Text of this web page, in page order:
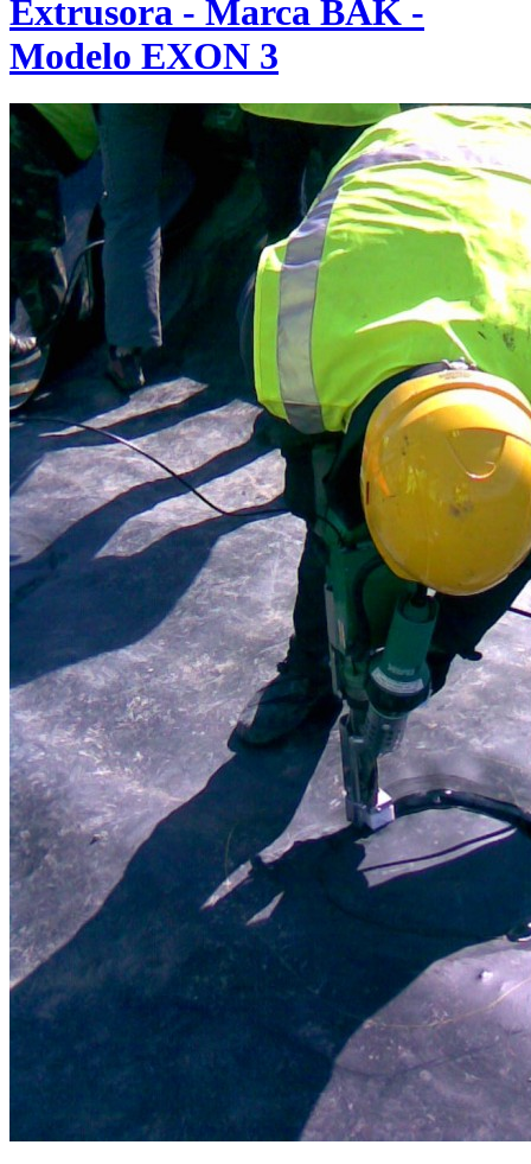
Extrusora - Marca BAK -
Modelo EXON 3